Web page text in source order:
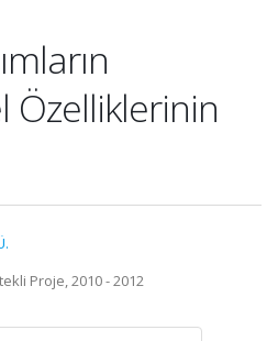
Özelliklerinin
Proje, 2010 - 2012